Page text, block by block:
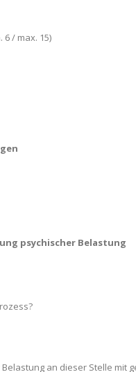
/ max. 15)
psychischer Belastung
an dieser Stelle mit